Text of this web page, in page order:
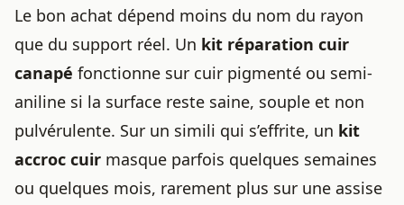
Le bon achat dépend moins du nom du rayon
que du support réel. Un kit réparation cuir
canapé fonctionne sur cuir pigmenté ou semi-
aniline si la surface reste saine, souple et non
pulvérulente. Sur un simili qui s’effrite, un kit
accroc cuir masque parfois quelques semaines
ou quelques mois, rarement plus sur une assise